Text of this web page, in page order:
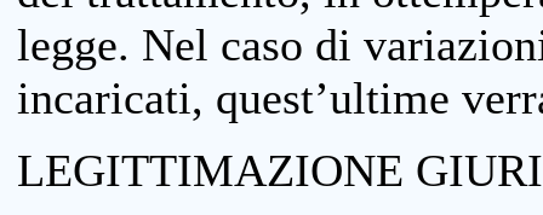
legge. Nel caso di
incaricati, quest’ultime
LEGITTIMAZIONE